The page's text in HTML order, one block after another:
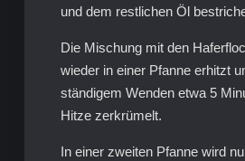
und dem restlichen Öl
Die Mischung mit den
wieder in einer Pfanne erhitzt
ständigem Wenden etwa 5
Hitze zerkrümelt.
In einer zweiten Pfanne wird